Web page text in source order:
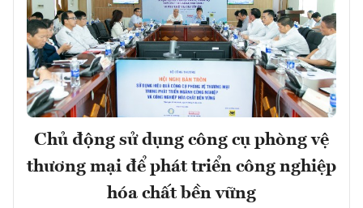
Chủ động sử dụng công cụ phòng vệ
thương mại để phát triển công nghiệp
hóa chất bền vững